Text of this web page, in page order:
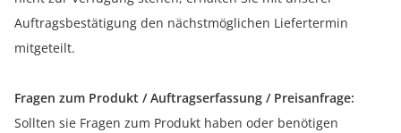
Auftragsbestätigung den nächstmöglichen Liefertermin
mitgeteilt.
Fragen zum Produkt / Auftragserfassung / Preisanfrage:
Sollten sie Fragen zum Produkt haben oder benötigen